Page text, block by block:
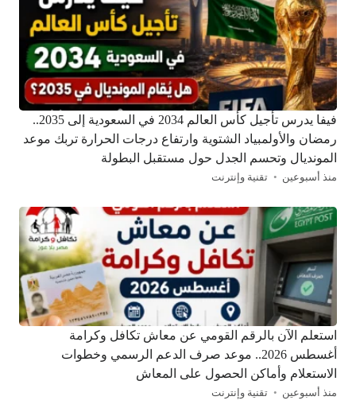
فيفا يدرس تأجيل كأس العالم 2034 في السعودية إلى 2035..
رمضان والأولمبياد الشتوية وارتفاع درجات الحرارة تربك موعد
المونديال وتحسم الجدل حول مستقبل البطولة
منذ أسبوعين تقنية وإنترنت
استعلم الآن بالرقم القومي عن معاش تكافل وكرامة
أغسطس 2026.. موعد صرف الدعم الرسمي وخطوات
الاستعلام وأماكن الحصول على المعاش
منذ أسبوعين تقنية وإنترنت